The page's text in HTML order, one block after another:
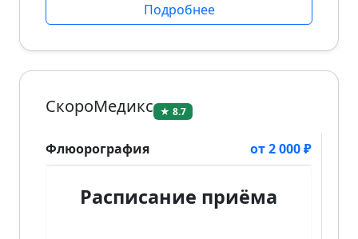
Подробнее
СкороМедикс ★ 8.7
Флюорография от 2 000 ₽
Расписание приёма